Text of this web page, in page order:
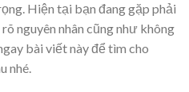
Hiện tại bạn đang gặp phải
nguyên nhân cũng như không
bài viết này để tìm cho
nhé.